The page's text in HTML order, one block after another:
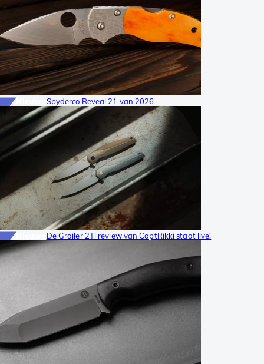
Nieuws Spyderco Reveal 21 van 2026
Nieuws De Grailer 2Ti review van CaptRikki staat live!